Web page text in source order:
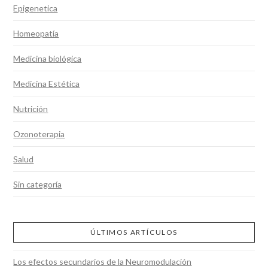
Epigenetica
Homeopatía
Medicina biológica
Medicina Estética
Nutrición
Ozonoterapia
Salud
Sin categoría
ÚLTIMOS ARTÍCULOS
Los efectos secundarios de la Neuromodulación